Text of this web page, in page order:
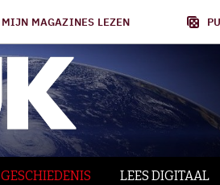
MIJN MAGAZINES LEZEN
GESCHIEDENIS LEES DIGITAAL